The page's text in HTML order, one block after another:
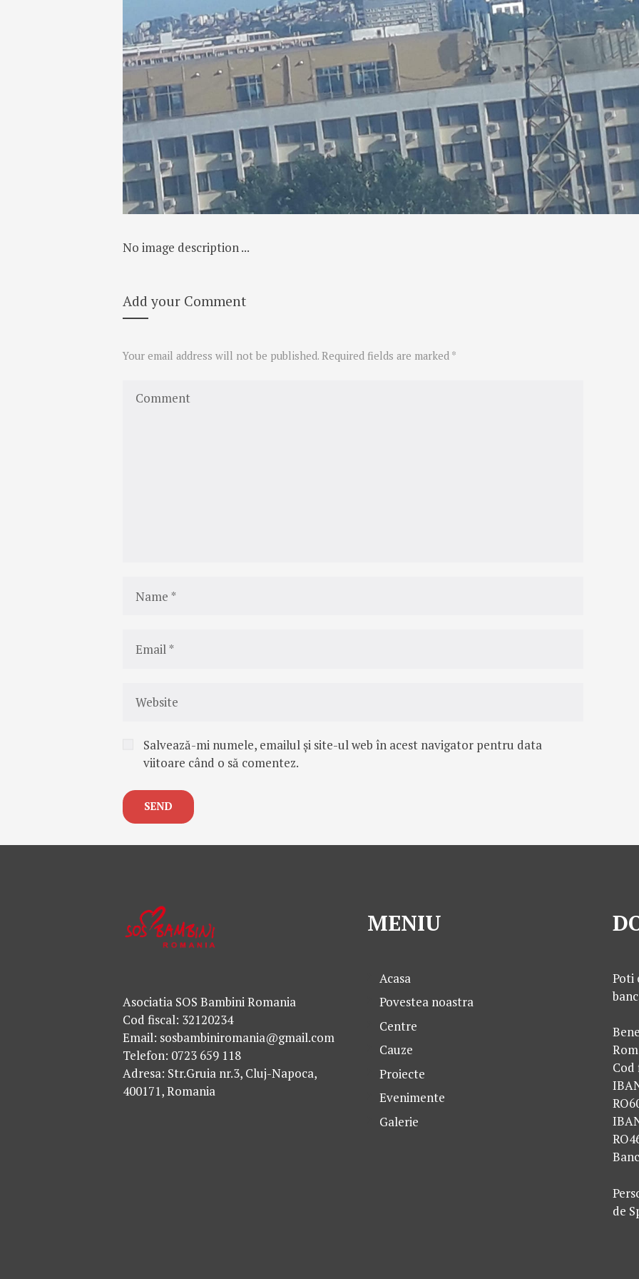
No image description ...
Add your Comment
Your email address will not be published. Required fields are marked *
Salvează-mi numele, emailul și site-ul web în acest navigator pentru data
viitoare când o să comentez.
Asociatia SOS Bambini Romania
Cod fiscal: 32120234
Email: sosbambiniromania@gmail.com
Telefon: 0723 659 118
Adresa: Str.Gruia nr.3, Cluj-Napoca,
400171, Romania
MENIU
Acasa
Povestea noastra
Centre
Cauze
Proiecte
Evenimente
Galerie
Poti
Cod
de